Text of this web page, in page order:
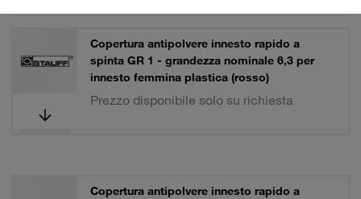
Copertura antipolvere innesto rapido a
spinta GR 1 - grandezza nominale 6,3 per
innesto femmina plastica (rosso)
Prezzo disponibile solo su richiesta
Copertura antipolvere innesto rapido a